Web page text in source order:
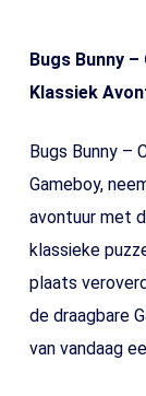
Bugs Bunny –
Klassiek
Bugs Bunny –
Gameboy,
avontuur met
klassieke
plaats
de draagbare
van vandaag